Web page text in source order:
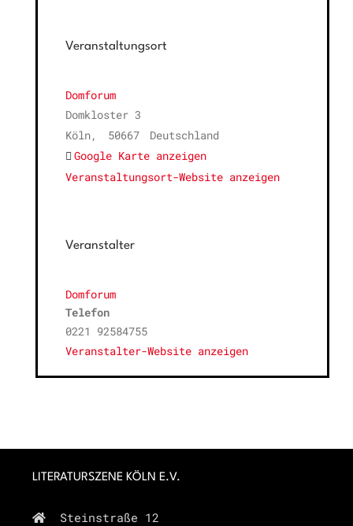
Veranstaltungsort
Domforum
Domkloster 3
Köln, 50667
Deutschland
Google Karte anzeigen
Veranstaltungsort-Website anzeigen
Veranstalter
Domforum
Telefon
0221 92584755
Veranstalter-Website anzeigen
LITERATURSZENE KÖLN E.V.
Steinstraße 12